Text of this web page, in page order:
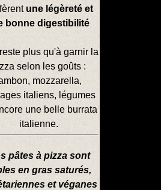
une légèreté et
bonne digestibilité
reste plus qu'à garnir la
selon les goûts :
mozzarella,
italiens, légumes
une belle burrata
italienne.
pâtes à pizza sont
en gras saturés,
et véganes